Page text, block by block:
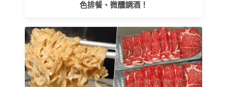
色排餐、微醺調酒！